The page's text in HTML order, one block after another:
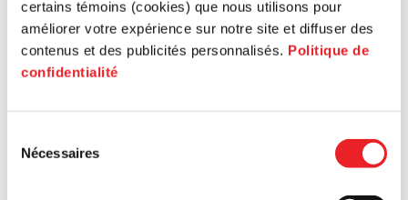
certains témoins (cookies) que nous utilisons pour
améliorer votre expérience sur notre site et diffuser des
contenus et des publicités personnalisés. Politique de
confidentialité
Nécessaires